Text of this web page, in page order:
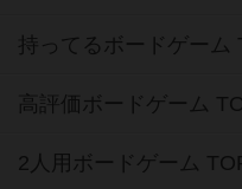
持ってるボードゲーム
高評価ボードゲーム
2人用ボードゲーム